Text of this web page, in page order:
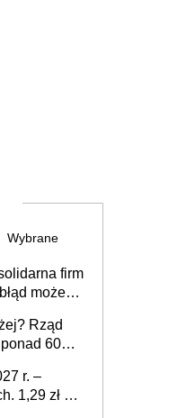
Wybrane
firm
może
Rząd
60
r. –
1,29 zł za